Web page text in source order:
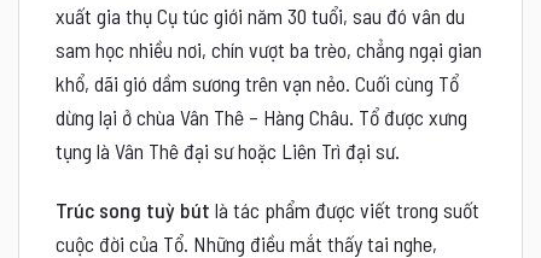
xuất gia thụ Cụ túc giới năm 30 tuổi, sau đó vân du
sam học nhiều nơi, chín vượt ba trèo, chẳng ngại gian
khổ, dãi gió dầm sương trên vạn nẻo. Cuối cùng Tổ
dừng lại ở chùa Vân Thê – Hàng Châu. Tổ được xưng
tụng là Vân Thê đại sư hoặc Liên Trì đại sư.
Trúc song tuỳ bút là tác phẩm được viết trong suốt
cuộc đời của Tổ. Những điều mắt thấy tai nghe,